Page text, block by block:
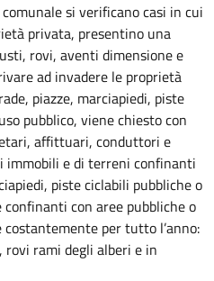
si verificano casi in cui
privata, presentino una
rovi, aventi dimensione e
ad invadere le proprietà
piazze, marciapiedi, piste
pubblico, viene chiesto con
affittuari, conduttori e
immobili e di terreni confinanti
piste ciclabili pubbliche o
con aree pubbliche o
per tutto l’anno:
rovi rami degli alberi e in